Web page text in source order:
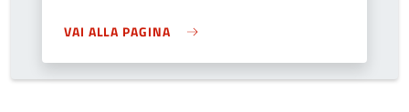
VAI ALLA PAGINA